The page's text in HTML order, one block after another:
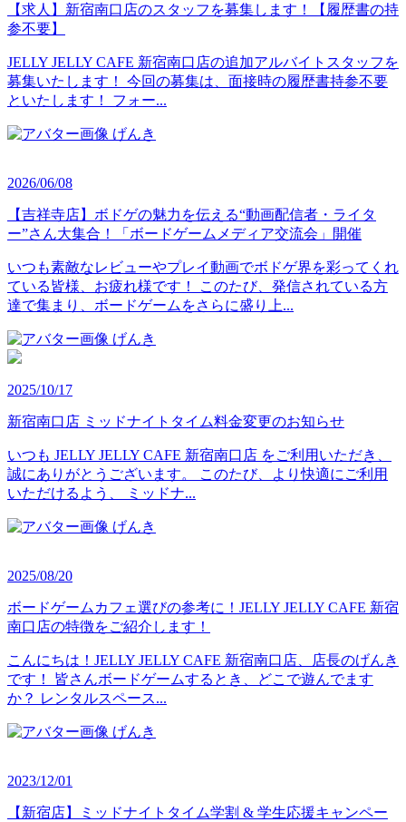
【求人】新宿南口店のスタッフを募集します！【履歴書の持
参不要】
JELLY JELLY CAFE 新宿南口店の追加アルバイトスタッフを
募集いたします！ 今回の募集は、面接時の履歴書持参不要
といたします！ フォー...
げんき
2026/06/08
【吉祥寺店】ボドゲの魅力を伝える“動画配信者・ライタ
ー”さん大集合！「ボードゲームメディア交流会」開催
いつも素敵なレビューやプレイ動画でボドゲ界を彩ってくれ
ている皆様、お疲れ様です！ このたび、発信されている方
達で集まり、ボードゲームをさらに盛り上...
げんき
2025/10/17
新宿南口店 ミッドナイトタイム料金変更のお知らせ
いつも JELLY JELLY CAFE 新宿南口店 をご利用いただき、
誠にありがとうございます。 このたび、より快適にご利用
いただけるよう、 ミッドナ...
げんき
2025/08/20
ボードゲームカフェ選びの参考に！JELLY JELLY CAFE 新宿
南口店の特徴をご紹介します！
こんにちは！JELLY JELLY CAFE 新宿南口店、店長のげんき
です！ 皆さんボードゲームするとき、どこで遊んでます
か？ レンタルスペース...
げんき
2023/12/01
【新宿店】ミッドナイトタイム学割 & 学生応援キャンペー